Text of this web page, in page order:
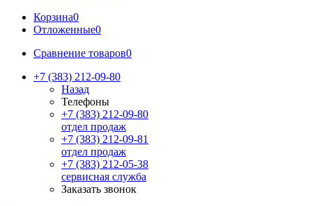
Корзина0
Отложенные0
Сравнение товаров0
+7 (383) 212-09-80
Назад
Телефоны
+7 (383) 212-09-80
отдел продаж
+7 (383) 212-09-81
отдел продаж
+7 (383) 212-05-38
сервисная служба
Заказать звонок